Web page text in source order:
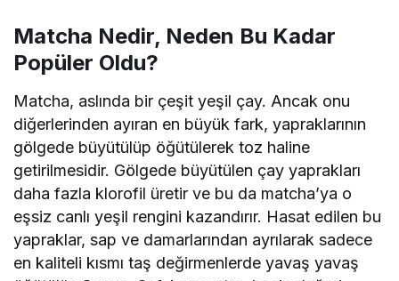
Matcha Nedir, Neden Bu Kadar
Popüler Oldu?
Matcha, aslında bir çeşit yeşil çay. Ancak onu
diğerlerinden ayıran en büyük fark, yapraklarının
gölgede büyütülüp öğütülerek toz haline
getirilmesidir. Gölgede büyütülen çay yaprakları
daha fazla klorofil üretir ve bu da matcha’ya o
eşsiz canlı yeşil rengini kazandırır. Hasat edilen bu
yapraklar, sap ve damarlarından ayrılarak sadece
en kaliteli kısmı taş değirmenlerde yavaş yavaş